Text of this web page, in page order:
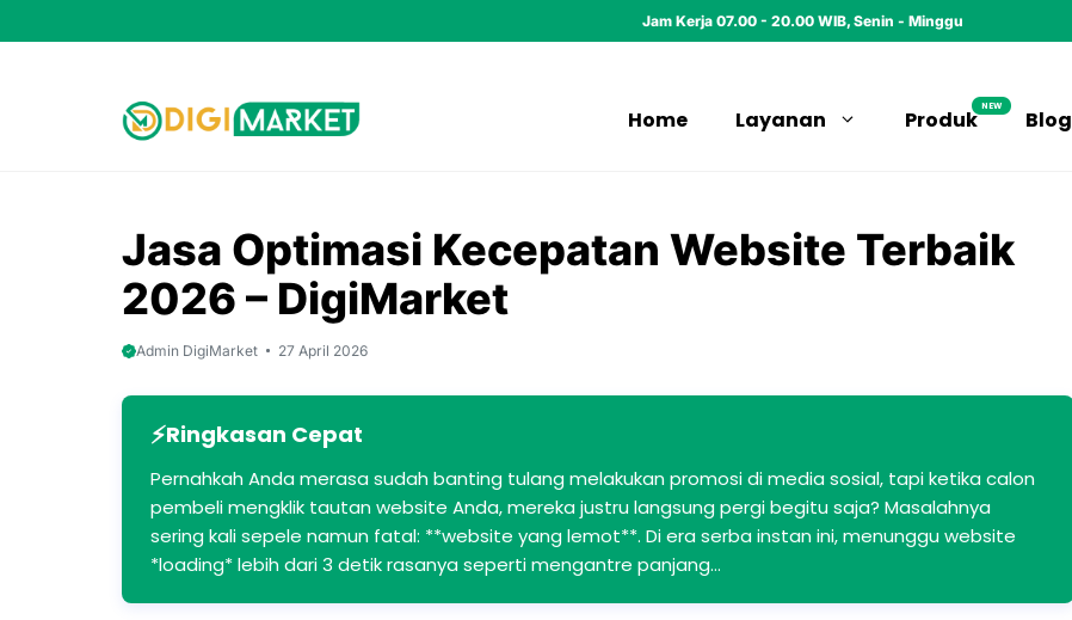
to
Jam Kerja 07.00 - 20.00 WIB, Senin - Minggu
Home Layanan Produk
NEW
Blog
Jasa Optimasi Kecepatan Website Terbaik
2026 – DigiMarket
Admin DigiMarket 27 April 2026
Ringkasan Cepat
Pernahkah Anda merasa sudah banting tulang melakukan promosi di media sosial, tapi ketika calon
pembeli mengklik tautan website Anda, mereka justru langsung pergi begitu saja? Masalahnya
sering kali sepele namun fatal: **website yang lemot**. Di era serba instan ini, menunggu website
*loading* lebih dari 3 detik rasanya seperti mengantre panjang…